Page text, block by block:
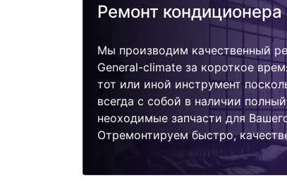
Ремонт кондиционера
Мы производим качественный
General-climate за короткое
тот или иной инструмент
всегда с собой в наличии
неоходимые запчасти для
Отремонтируем быстро,